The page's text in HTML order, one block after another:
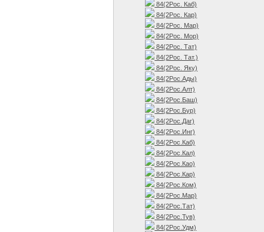
84(2Рос. Каб)
84(2Рос. Кар)
84(2Рос. Мар)
84(2Рос. Мор)
84(2Рос. Тат)
84(2Рос. Тат.)
84(2Рос. Яку)
84(2Рос.Ады)
84(2Рос.Алт)
84(2Рос.Баш)
84(2Рос.Бур)
84(2Рос.Даг)
84(2Рос.Инг)
84(2Рос.Каб)
84(2Рос.Кал)
84(2Рос.Као)
84(2Рос.Кар)
84(2Рос.Ком)
84(2Рос.Мар)
84(2Рос.Тат)
84(2Рос.Тув)
84(2Рос.Удм)